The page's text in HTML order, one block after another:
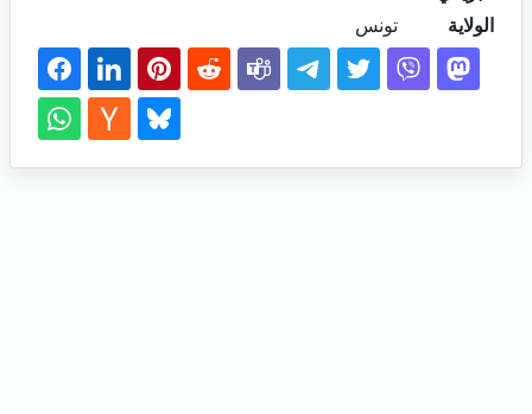
الولاية
تونس